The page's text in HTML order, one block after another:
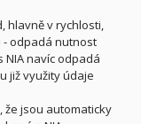
hlavně v rychlosti,
odpadá nutnost
navíc odpadá
již využity údaje
že jsou automaticky